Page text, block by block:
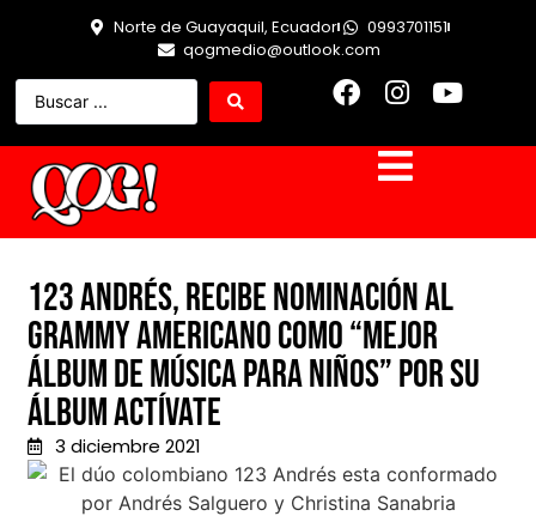
Norte de Guayaquil, Ecuador
0993701151
qogmedio@outlook.com
123 Andrés, recibe nominación al
Grammy americano como “Mejor
Álbum de Música para Niños” por su
álbum Actívate
3 diciembre 2021